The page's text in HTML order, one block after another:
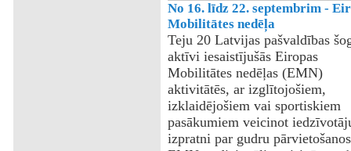
No 16. līdz 22. septembrim -
Mobilitātes nedēļa
Teju 20 Latvijas pašvaldības
aktīvi iesaistījušās Eiropas
Mobilitātes nedēļas (EMN)
aktivitātēs, ar izglītojošiem,
izklaidējošiem vai sportiskiem
pasākumiem veicinot
izpratni par gudru